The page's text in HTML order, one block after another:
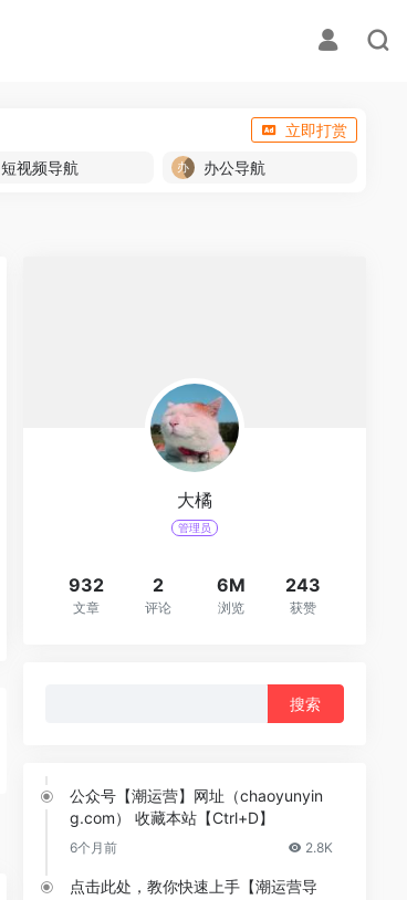
立即打赏
短视频导航 办公导航
大橘
管理员
932
文章
2
评论
6M
浏览
243
获赞
公众号【潮运营】网址（chaoyunyin
g.com） 收藏本站【Ctrl+D】
6个月前 2.8K
点击此处，教你快速上手【潮运营导